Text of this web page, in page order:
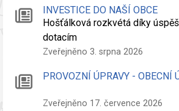
INVESTICE DO NAŠÍ OBCE
Hošťálková rozkvétá díky
dotacím
Zveřejněno 3. srpna 2026
PROVOZNÍ ÚPRAVY - OBECNÍ
Zveřejněno 17. července 2026